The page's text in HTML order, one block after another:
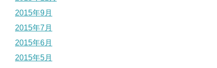
2015年9月
2015年7月
2015年6月
2015年5月